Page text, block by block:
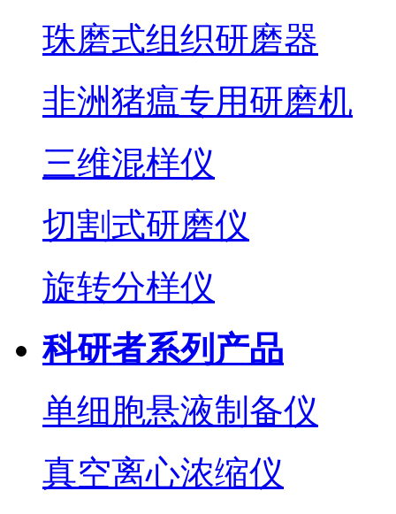
珠磨式组织研磨器
非洲猪瘟专用研磨机
三维混样仪
切割式研磨仪
旋转分样仪
科研者系列产品
单细胞悬液制备仪
真空离心浓缩仪